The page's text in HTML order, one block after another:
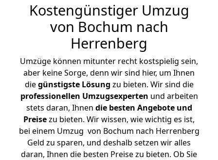
Kostengünstiger Umzug
von Bochum nach
Herrenberg
Umzüge können mitunter recht kostspielig sein,
aber keine Sorge, denn wir sind hier, um Ihnen
diegünstigste Lösung zu bieten. Wir sind die
professionellen Umzugsexperten und arbeiten
stets daran, Ihnen die besten Angebote und
Preisezu bieten. Wir wissen, wie wichtig es ist,
bei einem Umzug von Bochum nach Herrenberg
Geld zu sparen, und deshalb setzen wir alles
daran, Ihnen die besten Preise zu bieten. Ob Sie